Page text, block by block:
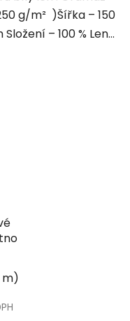
g/m² )Šířka – 150
Složení – 100 % Len...
m)